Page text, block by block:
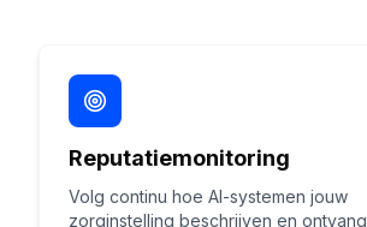
Reputatiemonitoring
Volg continu hoe AI-systemen jouw
zorginstelling beschrijven en ontvang